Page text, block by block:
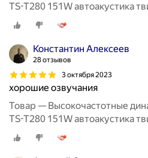
TS-T280 151W автоакустика
Вч динамики колонки пищалки
Константин Алексеев
28 отзывов
3 октября 2023
хорошие озвучания
Товар — Высокочастотные
TS-T280 151W автоакустика
Вч динамики колонки пищалки